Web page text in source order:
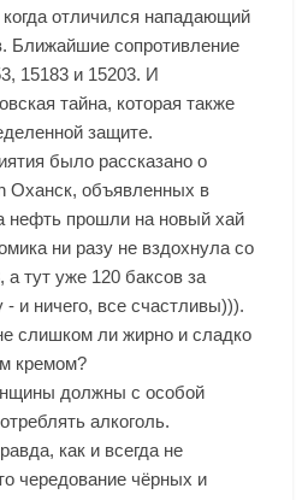
когда отличился нападающий
Ближайшие сопротивление
15183 и 15203. И
тайна, которая также
защите.
было рассказано о
Оханск, объявленных в
нефть прошли на новый хай
ни разу не вздохнула со
а тут уже 120 баксов за
- и ничего, все счастливы))).
слишком ли жирно и сладко
кремом?
должны с особой
алкоголь.
как и всегда не
чередование чёрных и